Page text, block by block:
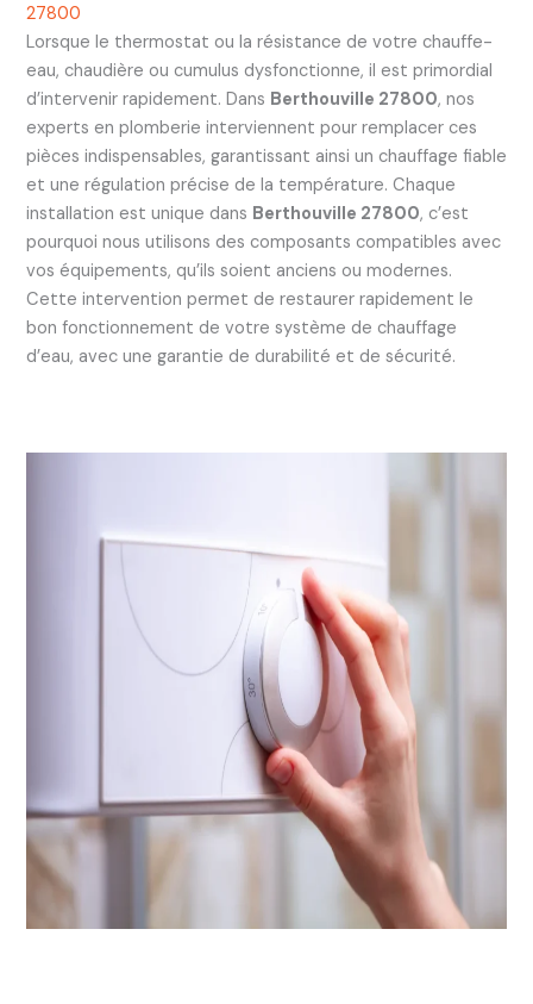
27800
Lorsque le thermostat ou la résistance de votre chauffe-
eau, chaudière ou cumulus dysfonctionne, il est primordial
d’intervenir rapidement. Dans Berthouville 27800, nos
experts en plomberie interviennent pour remplacer ces
pièces indispensables, garantissant ainsi un chauffage fiable
et une régulation précise de la température. Chaque
installation est unique dans Berthouville 27800, c’est
pourquoi nous utilisons des composants compatibles avec
vos équipements, qu’ils soient anciens ou modernes.
Cette intervention permet de restaurer rapidement le
bon fonctionnement de votre système de chauffage
d’eau, avec une garantie de durabilité et de sécurité.